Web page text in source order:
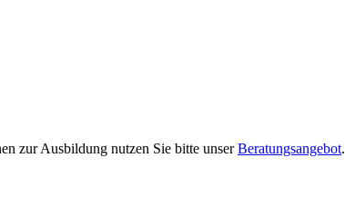
zur Ausbildung nutzen Sie bitte unserBeratungsangebot.